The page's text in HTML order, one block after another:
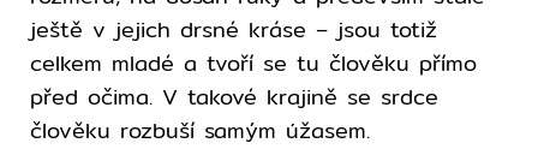
ještě v jejich drsné kráse – jsou totiž
celkem mladé a tvoří se tu člověku přímo
před očima. V takové krajině se srdce
člověku rozbuší samým úžasem.